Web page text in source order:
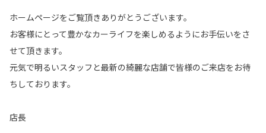
ホームページをご覧頂きありがとうございます。
お客様にとって豊かなカーライフを楽しめるようにお手伝いをさ
せて頂きます。
元気で明るいスタッフと最新の綺麗な店舗で皆様のご来店をお待
ちしております。
店長